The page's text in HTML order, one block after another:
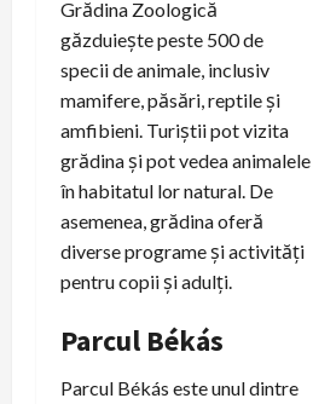
Grădina Zoologică
găzduiește peste 500 de
specii de animale, inclusiv
mamifere, păsări, reptile și
amfibieni. Turiștii pot vizita
grădina și pot vedea animalele
în habitatul lor natural. De
asemenea, grădina oferă
diverse programe și activități
pentru copii și adulți.
Parcul Békás
Parcul Békás este unul dintre